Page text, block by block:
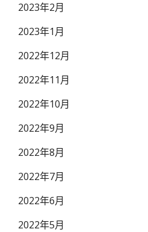
2023年2月
2023年1月
2022年12月
2022年11月
2022年10月
2022年9月
2022年8月
2022年7月
2022年6月
2022年5月